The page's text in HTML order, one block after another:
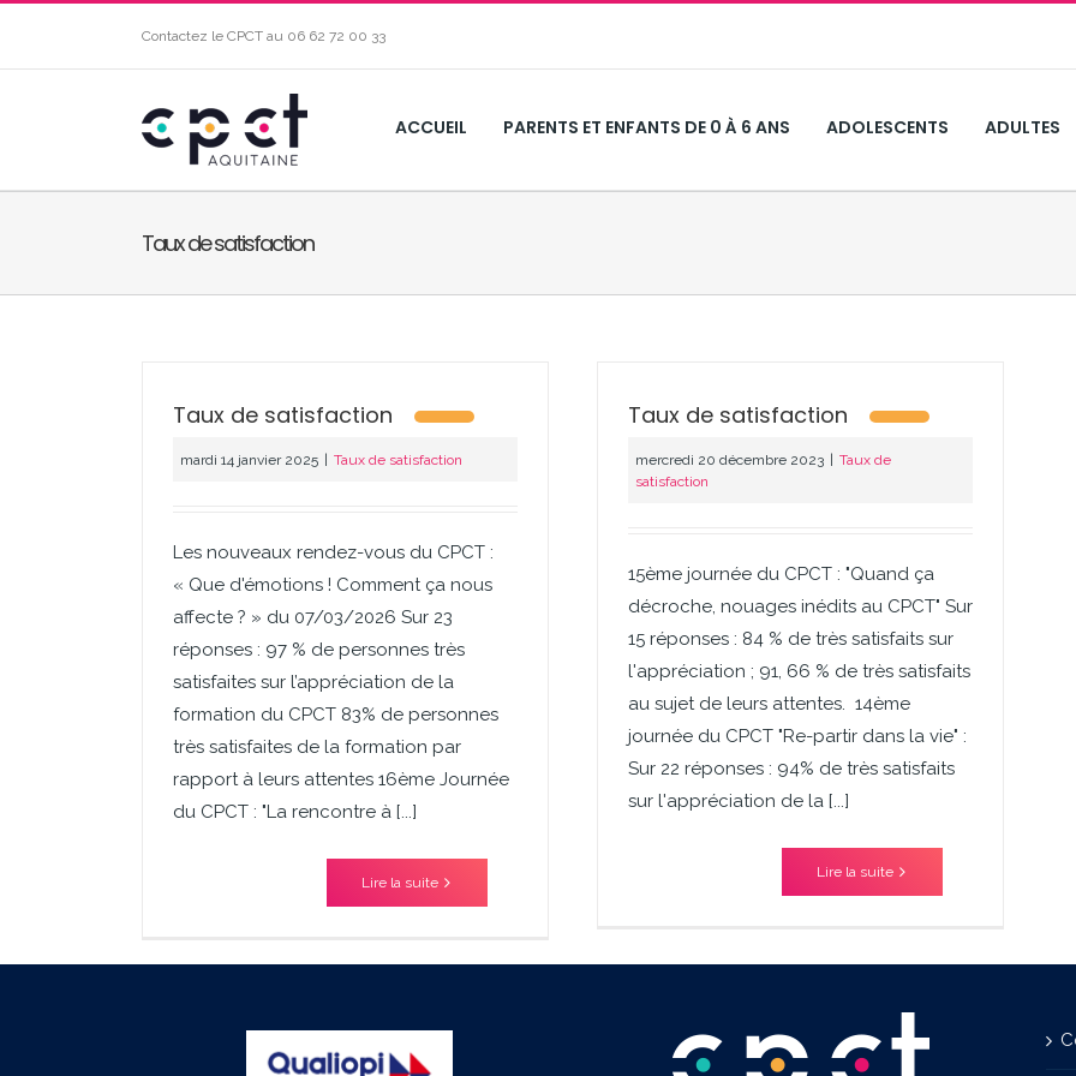
Contactez le CPCT au 06 62 72 00 33
ACCUEIL PARENTS ET ENFANTS DE 0 À 6 ANS ADOLESCENTS ADULTES
Taux de satisfaction
Taux de satisfaction
mardi 14 janvier 2025 | Taux de satisfaction
Les nouveaux rendez-vous du CPCT :
« Que d'émotions ! Comment ça nous
affecte ? » du 07/03/2026 Sur 23
réponses : 97 % de personnes très
satisfaites sur l’appréciation de la
formation du CPCT 83% de personnes
très satisfaites de la formation par
rapport à leurs attentes 16ème Journée
du CPCT : "La rencontre à [...]
Lire la suite
Taux de satisfaction
mercredi 20 décembre 2023 | Taux de
satisfaction
15ème journée du CPCT : "Quand ça
décroche, nouages inédits au CPCT" Sur
15 réponses : 84 % de très satisfaits sur
l'appréciation ; 91, 66 % de très satisfaits
au sujet de leurs attentes. 14ème
journée du CPCT "Re-partir dans la vie" :
Sur 22 réponses : 94% de très satisfaits
sur l'appréciation de la [...]
Lire la suite